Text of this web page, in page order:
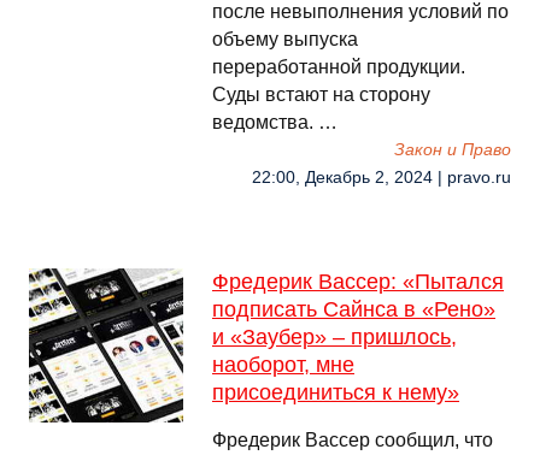
после невыполнения условий по
объему выпуска
переработанной продукции.
Суды встают на сторону
ведомства. …
Закон и Право
22:00, Декабрь 2, 2024 | pravo.ru
Фредерик Вассер: «Пытался
подписать Сайнса в «Рено»
и «Заубер» – пришлось,
наоборот, мне
присоединиться к нему»
Фредерик Вассер сообщил, что